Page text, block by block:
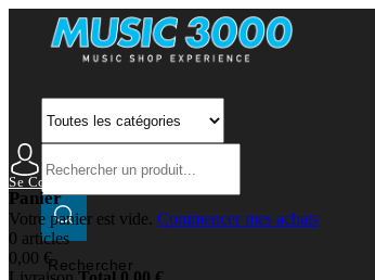
Rechercher
Se Connecter Mon Compte
Panier
Votre panier est vide. Commencer mes achats
0 articles
0,00 €